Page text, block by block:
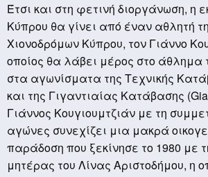
Έτσι και στη φετινή διοργάνωση, η
Κύπρου θα γίνει από έναν αθλητή
Χιονοδρόμων Κύπρου, τον Γιάννο
οποίος θα λάβει μέρος στο άθλημα
στα αγωνίσματα της Τεχνικής
και της Γιγαντιαίας Κατάβασης (
Γιάννος Κουγιουμτζιάν με τη
αγώνες συνεχίζει μια μακρά
παράδοση που ξεκίνησε το 1980 με
μητέρας του Λίνας Αριστοδήμου, η